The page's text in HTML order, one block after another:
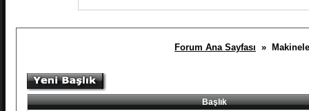
Forum Ana Sayfası »
Başlık